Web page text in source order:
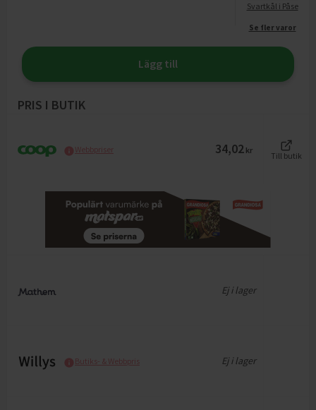
Svartkål i Påse
Se fler varor
Lägg till
PRIS I BUTIK
Webbpriser 34,02 kr
Till butik
Ej i lager
Butiks- & Webbpris Ej i lager